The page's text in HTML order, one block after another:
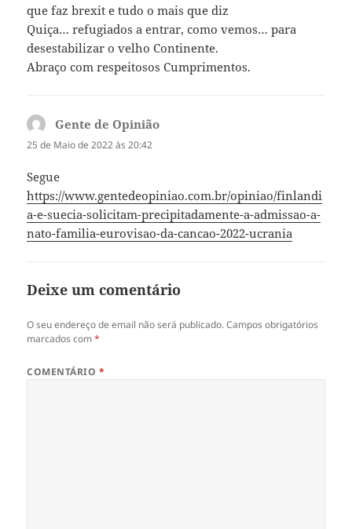
que faz brexit e tudo o mais que diz
Quiça… refugiados a entrar, como vemos… para
desestabilizar o velho Continente.
Abraço com respeitosos Cumprimentos.
Gente de Opinião
25 de Maio de 2022 às 20:42
Segue
https://www.gentedeopiniao.com.br/opiniao/finlandi
a-e-suecia-solicitam-precipitadamente-a-admissao-a-
nato-familia-eurovisao-da-cancao-2022-ucrania
Deixe um comentário
O seu endereço de email não será publicado. Campos obrigatórios
marcados com*
COMENTÁRIO *